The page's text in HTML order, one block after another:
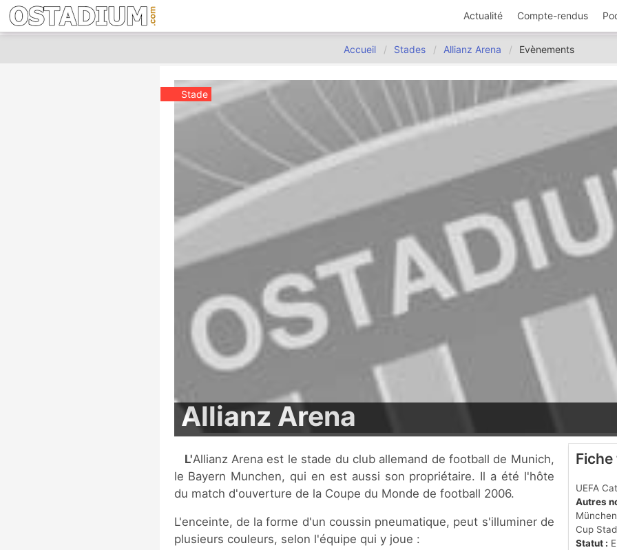
Actualité Compte-rendus
Accueil Stades Allianz Arena Evènements
Stade
Allianz Arena
L'Allianz Arena est le stade du club allemand de football de Munich,
le Bayern Munchen, qui en est aussi son propriétaire. Il a été l'hôte
du match d'ouverture de la Coupe du Monde de football 2006.
L'enceinte, de la forme d'un coussin pneumatique, peut s'illuminer de
plusieurs couleurs, selon l'équipe qui y joue :
UEFA
Autres
Cup
Statut :